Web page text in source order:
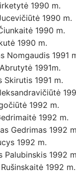
1990 m.
1990 m.
1990 m.
1990 m.
Nomgaudis 1991
1991m.
Skirutis 1991 m.
1992 m.
1992 m.
Gedrimas 1992
1992 m.
Palubinskis 1992
1992 m.